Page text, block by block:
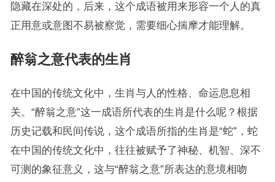
隐藏在深处的，后来，这个成语被用来形容一个人的真
正用意或意图不易被察觉，需要细心揣摩才能理解。
醉翁之意代表的生肖
在中国的传统文化中，生肖与人的性格、命运息息相
关。“醉翁之意”这一成语所代表的生肖是什么呢？根据
历史记载和民间传说，这个成语所指的生肖是“蛇”，蛇
在中国的传统文化中，往往被赋予了神秘、机智、深不
可测的象征意义，这与“醉翁之意”所表达的意境相吻